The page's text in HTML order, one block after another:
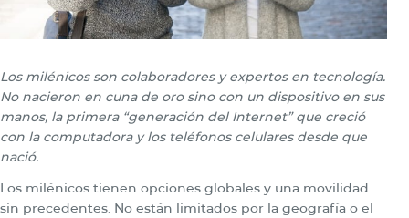
Los milénicos son colaboradores y expertos en tecnología.
No nacieron en cuna de oro sino con un dispositivo en sus
manos, la primera “generación del Internet” que creció
con la computadora y los teléfonos celulares desde que
nació.
Los milénicos tienen opciones globales y una movilidad
sin precedentes. No están limitados por la geografía o el